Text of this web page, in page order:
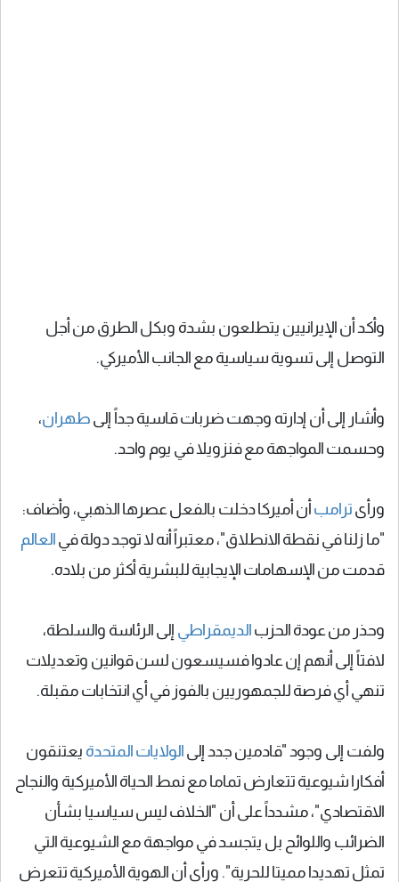
وأكد أن الإيرانيين يتطلعون بشدة وبكل الطرق من أجل
التوصل إلى تسوية سياسية مع الجانب الأميركي.
وأشار إلى أن إدارته وجهت ضربات قاسية جداً إلى طهران،
وحسمت المواجهة مع فنزويلا في يوم واحد.
ورأى ترامب أن أميركا دخلت بالفعل عصرها الذهبي، وأضاف:
"ما زلنا في نقطة الانطلاق"، معتبراً أنه لا توجد دولة في العالم
قدمت من الإسهامات الإيجابية للبشرية أكثر من بلاده.
وحذر من عودة الحزب الديمقراطي إلى الرئاسة والسلطة،
لافتاً إلى أنهم إن عادوا فسيسعون لسن قوانين وتعديلات
تنهي أي فرصة للجمهوريين بالفوز في أي انتخابات مقبلة.
ولفت إلى وجود "قادمين جدد إلى الولايات المتحدة يعتنقون
أفكارا شيوعية تتعارض تماما مع نمط الحياة الأميركية والنجاح
الاقتصادي"، مشدداً على أن "الخلاف ليس سياسيا بشأن
الضرائب واللوائح بل يتجسد في مواجهة مع الشيوعية التي
تمثل تهديدا مميتا للحرية". ورأى أن الهوية الأميركية تتعرض